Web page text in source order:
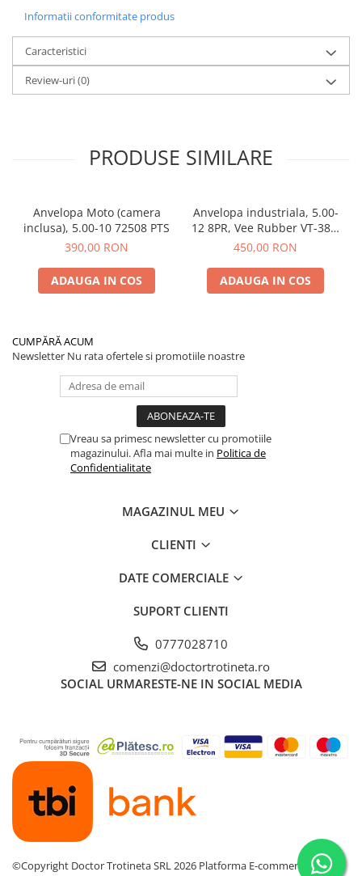
Informatii conformitate produs
Caracteristici
Review-uri(0)
PRODUSE SIMILARE
Anvelopa Moto (camera
inclusa), 5.00-10 72508 PTS
390,00 RON
ADAUGA IN COS
Anvelopa industriala, 5.00-
12 8PR, Vee Rubber VT-382,
profil mixt RIB/LUG, bias,
450,00 RON
ADAUGA IN COS
CUMPĂRĂ ACUM
Newsletter Nu rata ofertele si promotiile noastre
Vreau sa primesc newsletter cu promotiile
magazinului. Afla mai multe in Politica de
Confidentialitate
MAGAZINUL MEU
CLIENTI
DATE COMERCIALE
SUPORT CLIENTI
0777028710
comenzi@doctortrotineta.ro
SOCIAL URMARESTE-NE IN SOCIAL MEDIA
©Copyright Doctor Trotineta SRL 2026 Platforma E-commerce by